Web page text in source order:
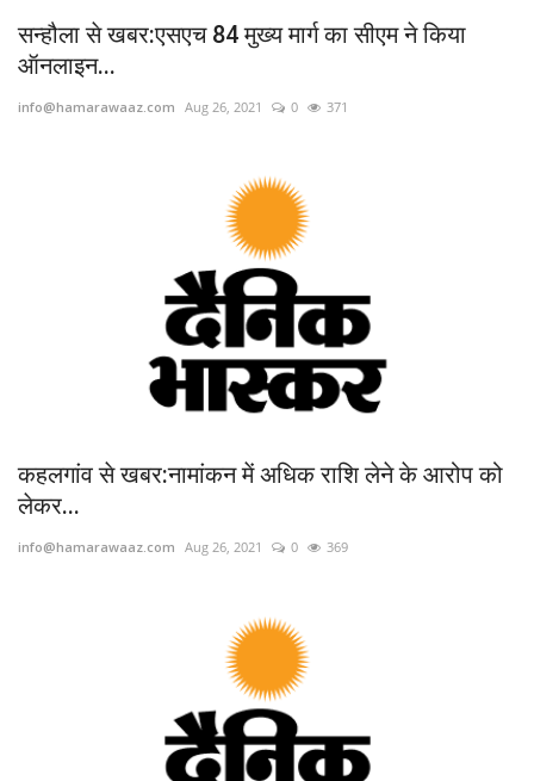
सन्हौला से खबर:एसएच 84 मुख्य मार्ग का सीएम ने किया
ऑनलाइन...
info@hamarawaaz.com Aug 26, 2021 0 371
कहलगांव से खबर:नामांकन में अधिक राशि लेने के आरोप को
लेकर...
info@hamarawaaz.com Aug 26, 2021 0 369